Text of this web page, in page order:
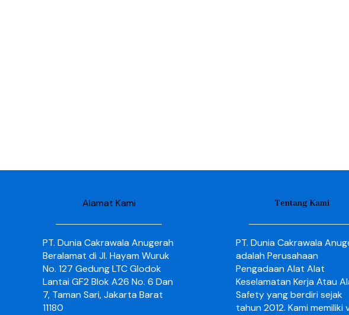
Alamat Kami
PT. Dunia Cakrawala Anugerah
Beralamat di Jl. Hayam Wuruk
No. 127 Gedung LTC Glodok
Lantai GF2 Blok A26 No. 6 Dan
7, Taman Sari, Jakarta Barat
11180
Tentang Kami
PT. Dunia Cakrawala
adalah Perusahaan
Pengadaan Alat Alat
Keselamatan Kerja Atau
Safety yang berdiri sejak
tahun 2012. Kami memiliki